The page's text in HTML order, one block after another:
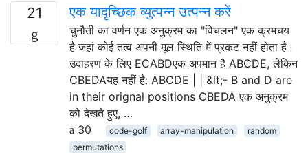
21 एक यादृच्छिक व्युत्पन्न उत्पन्न करें
चुनौती का वर्णन एक अनुक्रम का "विचलन" एक क्रमचय
है जहां कोई तत्व अपनी मूल स्थिति में प्रकट नहीं होता है।
उदाहरण के लिए ECABDएक अपमान है ABCDE, लेकिन
CBEDAयह नहीं है: ABCDE | | &lt;- B and D are
in their orignal positions CBEDA एक अनुक्रम
को देखते हुए, …
30
code-golf array-manipulation
random
permutations